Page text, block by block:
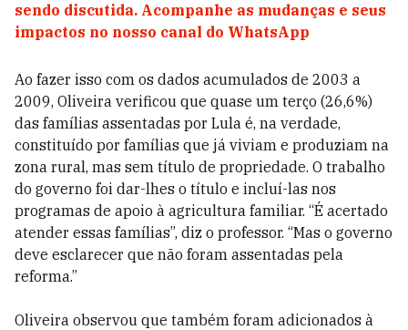
sendo discutida. Acompanhe as mudanças e seus
impactos no nosso canal do WhatsApp
Ao fazer isso com os dados acumulados de 2003 a
2009, Oliveira verificou que quase um terço (26,6%)
das famílias assentadas por Lula é, na verdade,
constituído por famílias que já viviam e produziam na
zona rural, mas sem título de propriedade. O trabalho
do governo foi dar-lhes o título e incluí-las nos
programas de apoio à agricultura familiar. “É acertado
atender essas famílias”, diz o professor. “Mas o governo
deve esclarecer que não foram assentadas pela
reforma.”
Oliveira observou que também foram adicionados à